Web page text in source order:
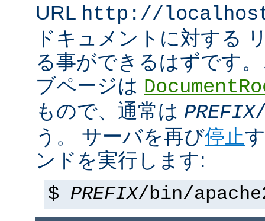
URL http://
ドキュメントに対する
る事ができるはずです
ブページは
もので、通常は PREFIX
う。 サーバを再び停止
ンドを実行します:
$ PREFIX/bin/